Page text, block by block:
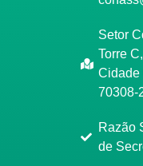
Setor
Torre
Cidade
70308-
Razão
de